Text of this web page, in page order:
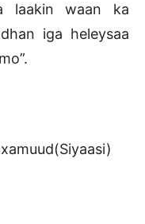
laakin waan ka
iga heleysaa